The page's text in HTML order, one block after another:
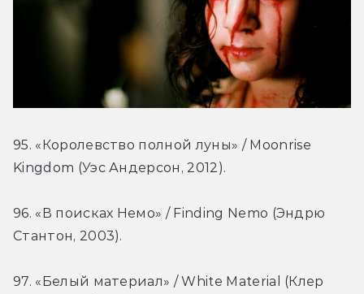
95. «Королевство полной луны» / Moonrise
Kingdom (Уэс Андерсон, 2012).
96. «В поисках Немо» / Finding Nemo (Эндрю
Стантон, 2003).
97. «Белый материал» / White Material (Клер